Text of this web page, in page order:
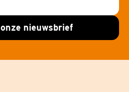
nieuwsbrief